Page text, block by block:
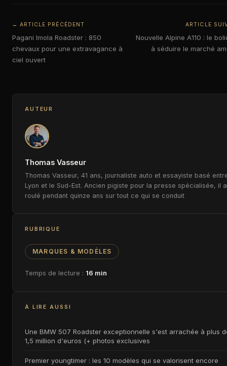
← ARTICLE PRÉCÉDENT
Pagani Imola Roadster : 850
chevaux pour une extravagance à
ciel ouvert
ARTICLE
Nouvelle Alpine A110 : le
à séduire le marché
AUTEUR
Thomas Vasseur
Thomas Vasseur, 41 ans, journaliste auto et essayiste basé
Lyon et le Sud-Est. Ancien pigiste pour la presse spécialisée, il a
roulé pendant quinze ans sur tout ce qui se conduit
RUBRIQUE
MARQUES & MODÈLES
Temps de lecture : 16 min
À LIRE AUSSI
Une BMW 507 Roadster exceptionnelle s'est arrachée à plus
1,5 million d'euros (+ photos exclusives
Premier youngtimer : les 10 modèles qui se valorisent encore